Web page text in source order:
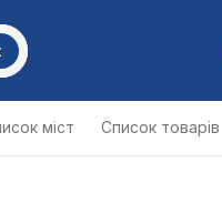
міст Список товарів